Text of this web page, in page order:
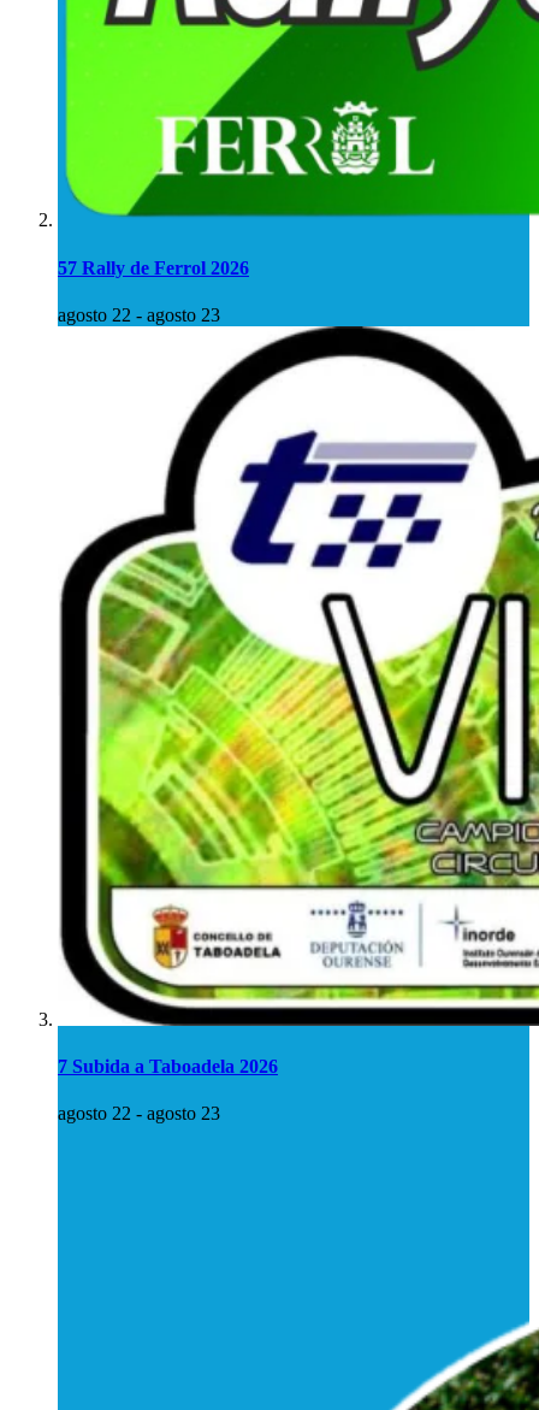
57 Rally de Ferrol 2026
agosto 22 - agosto 23
7 Subida a Taboadela 2026
agosto 22 - agosto 23